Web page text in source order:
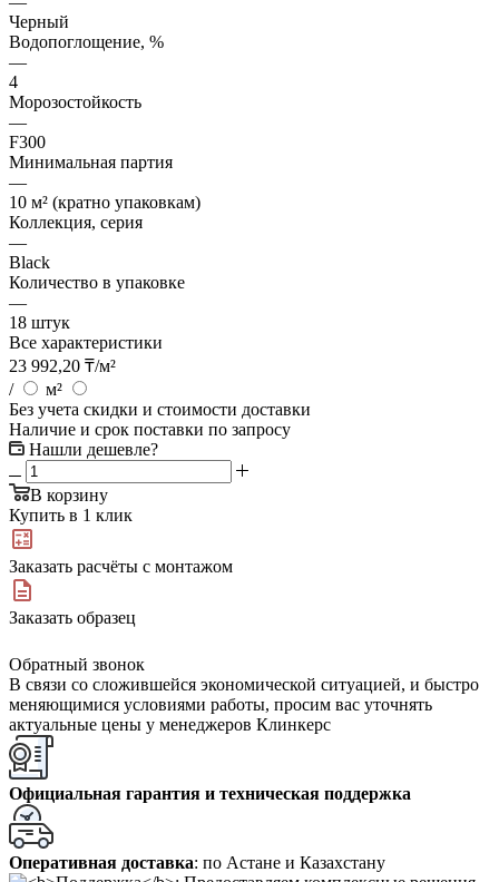
Черный
Водопоглощение, %
—
4
Морозостойкость
—
F300
Минимальная партия
—
10 м² (кратно упаковкам)
Коллекция, серия
—
Black
Количество в упаковке
—
18 штук
Все характеристики
23 992,20 ₸/м²
/
м²
Без учета скидки и стоимости доставки
Наличие и срок поставки по запросу
Нашли дешевле?
В корзину
Купить в 1 клик
Заказать расчёты с монтажом
Заказать образец
Обратный звонок
В связи со сложившейся экономической ситуацией, и быстро
меняющимися условиями работы, просим вас уточнять
актуальные цены у менеджеров Клинкерс
Официальная гарантия и техническая поддержка
Оперативная доставка: по Астане и Казахстану